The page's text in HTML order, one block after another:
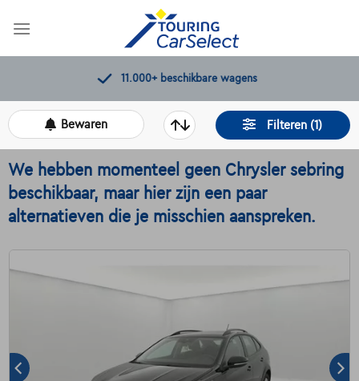
11.000+ beschikbare wagens
Filteren (1)
Bewaren
We hebben momenteel geen Chrysler sebring
beschikbaar, maar hier zijn een paar
alternatieven die je misschien aanspreken.